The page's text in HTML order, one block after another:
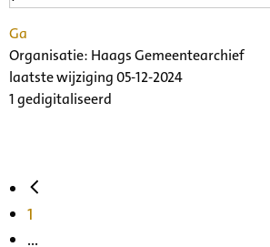
Ga
Organisatie: Haags Gemeentearchief
laatste wijziging 05-12-2024
1 gedigitaliseerd
1
...